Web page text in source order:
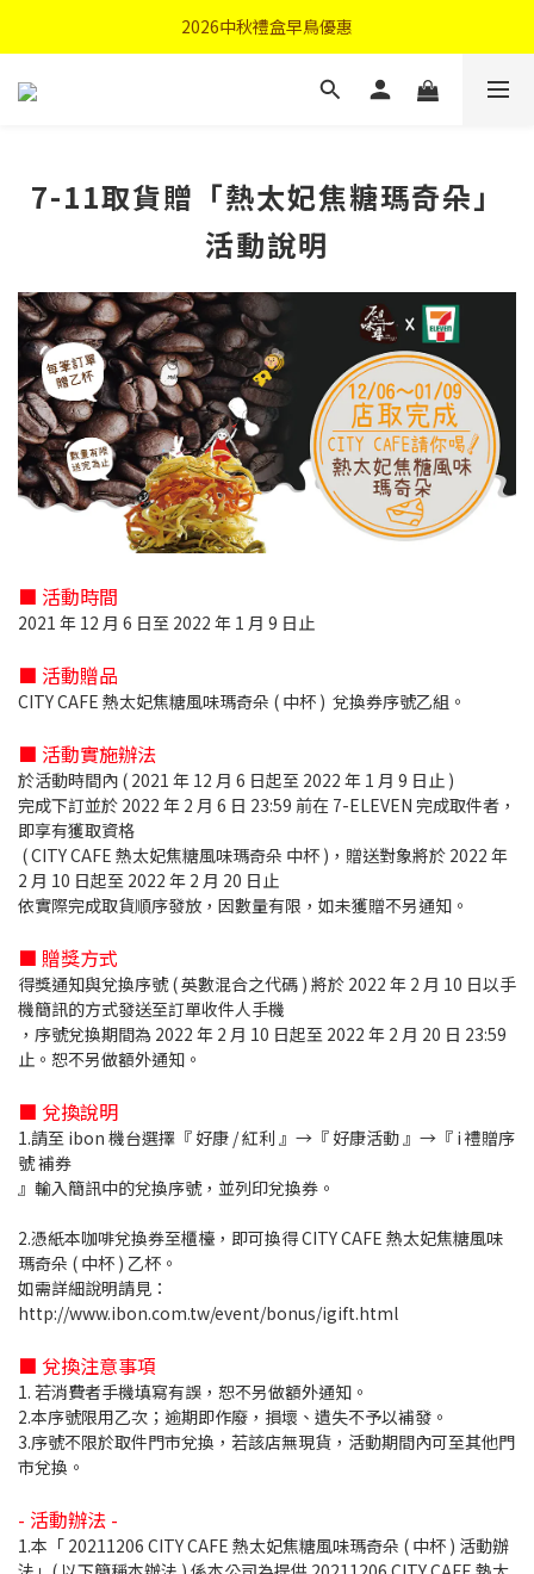
首購優惠輸入"N50"現折50元
2026中秋禮盒早鳥優惠
首購優惠輸入"N50"現折50元
7-11取貨贈「熱太妃焦糖瑪奇朵」
活動說明
■ 活動時間
2021 年 12 月 6 日至 2022 年 1 月 9 日止
■ 活動贈品
CITY CAFE 熱太妃焦糖風味瑪奇朵 ( 中杯 ) 兌換券序號乙組。
■ 活動實施辦法
於活動時間內 ( 2021 年 12 月 6 日起至 2022 年 1 月 9 日止 )
完成下訂並於 2022 年 2 月 6 日 23:59 前在 7-ELEVEN 完成取件者，
即享有獲取資格
( CITY CAFE 熱太妃焦糖風味瑪奇朵 中杯 )，贈送對象將於 2022 年
2 月 10 日起至 2022 年 2 月 20 日止
依實際完成取貨順序發放，因數量有限，如未獲贈不另通知。
■ 贈獎方式
得獎通知與兌換序號 ( 英數混合之代碼 ) 將於 2022 年 2 月 10 日以手
機簡訊的方式發送至訂單收件人手機
，序號兌換期間為 2022 年 2 月 10 日起至 2022 年 2 月 20 日 23:59
止。恕不另做額外通知。
■ 兌換說明
1.請至 ibon 機台選擇『 好康 / 紅利 』→『 好康活動 』→『 i 禮贈序
號 補券
』輸入簡訊中的兌換序號，並列印兌換券。
2.憑紙本咖啡兌換券至櫃檯，即可換得 CITY CAFE 熱太妃焦糖風味
瑪奇朵 ( 中杯 ) 乙杯。
如需詳細說明請見：
http://www.ibon.com.tw/event/bonus/igift.html
■ 兌換注意事項
1. 若消費者手機填寫有誤，恕不另做額外通知。
2.本序號限用乙次；逾期即作廢，損壞、遺失不予以補發。
3.序號不限於取件門市兌換，若該店無現貨，活動期間內可至其他門
市兌換。
- 活動辦法 -
1.本「 20211206 CITY CAFE 熱太妃焦糖風味瑪奇朵 ( 中杯 ) 活動辦